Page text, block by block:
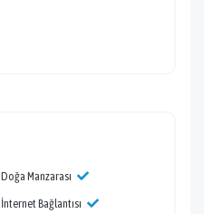
Doğa Manzarası
İnternet Bağlantısı